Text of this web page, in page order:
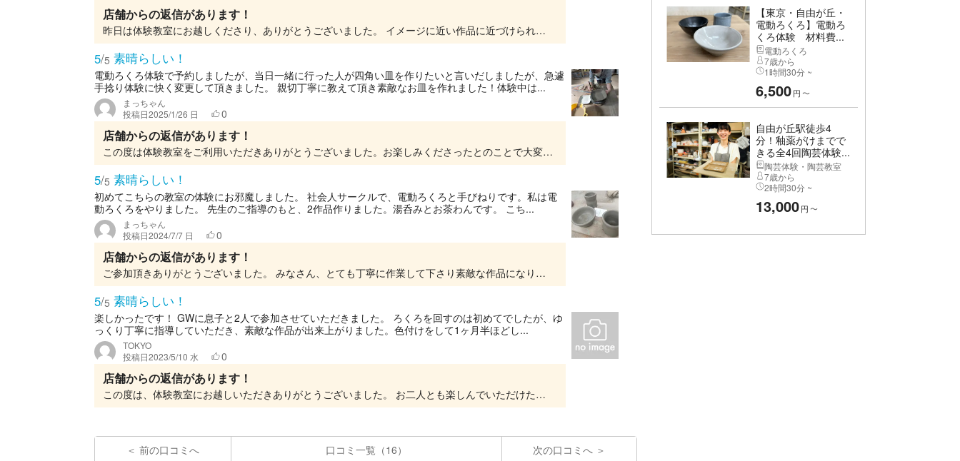
店舗からの返信があります！
昨日は体験教室にお越しくださり、ありがとうございました。 イメージに近い作品に近づけられて、よかったです。 今日、削りが出来るくらいに乾燥しましたので 早速、仕上げの作業に入りますので...
5/5 素晴らしい！
電動ろくろ体験で予約しましたが、当日一緒に行った人が四角い皿を作りたいと言いだしましたが、急遽
手捻り体験に快く変更して頂きました。 親切丁寧に教えて頂き素敵なお皿を作れました！体験中は...
まっちゃん
投稿日2025/1/26 日 0
店舗からの返信があります！
この度は体験教室をご利用いただきありがとうございました。お楽しみくださったとのことで大変嬉しく存じます。出来上がりまで、少々お時間がかかりますがしばらくの間お待ちください。宜しくお願い...
5/5 素晴らしい！
初めてこちらの教室の体験にお邪魔しました。 社会人サークルで、電動ろくろと手びねりです。私は電
動ろくろをやりました。 先生のご指導のもと、2作品作りました。湯呑みとお茶わんです。 こち...
まっちゃん
投稿日2024/7/7 日 0
店舗からの返信があります！
ご参加頂きありがとうございました。 みなさん、とても丁寧に作業して下さり素敵な作品になりました。 出来上がりまで、少しお時間をいただきますが暫くの間お待ちください。 また機会がありまし...
5/5 素晴らしい！
楽しかったです！ GWに息子と2人で参加させていただきました。 ろくろを回すのは初めてでしたが、ゆ
っくり丁寧に指導していただき、素敵な作品が出来上がりました。色付けをして1ヶ月半ほどし...
TOKYO
投稿日2023/5/10 水 0
店舗からの返信があります！
この度は、体験教室にお越しいただきありがとうございました。 お二人とも楽しんでいただけたようで、とても嬉しく思っています。 出来上がりまで、少しお時間がかかりますがしばらくの間お待ちく...
前の口コミへ 口コミ一覧（16） 次の口コミへ
【東京・自由が丘・
電動ろくろ】電動ろ
くろ体験 材料費...
電動ろくろ
7歳から
1時間30分 ~
6,500円 〜
自由が丘駅徒歩4
分！釉薬がけまでで
きる全4回陶芸体験...
陶芸体験・陶芸教室
7歳から
2時間30分 ~
13,000円 〜